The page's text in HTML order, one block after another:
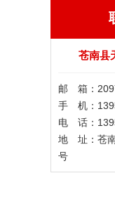
苍南县
邮 箱：
手 机：
电 话：
地 址：苍
号